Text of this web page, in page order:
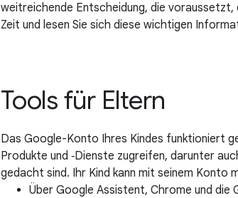
weitreichende Entscheidung, die voraussetzt,
Zeit und lesen Sie sich diese wichtigen
Tools für Eltern
Das Google-Konto Ihres Kindes funktioniert
Produkte und ‑Dienste zugreifen, darunter
gedacht sind. Ihr Kind kann mit seinem Konto
Über Google Assistent, Chrome und die